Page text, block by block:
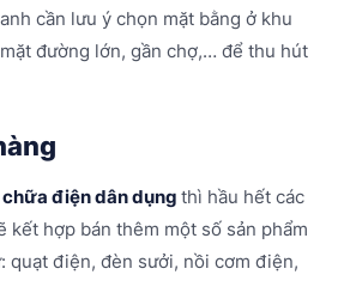
cần lưu ý chọn mặt bằng ở khu
đường lớn, gần chợ,… để thu hút
điện dân dụng thì hầu hết các
kết hợp bán thêm một số sản phẩm
quạt điện, đèn sưởi, nồi cơm điện,